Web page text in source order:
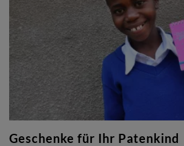
Geschenke für Ihr Patenkind